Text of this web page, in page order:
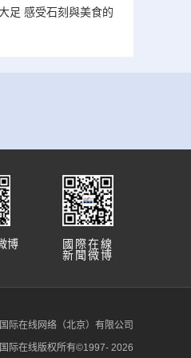
足 感受石刻與美食的
國際在線
新聞微博
博
际在线网络（北京）有限公司
际在线版权所有©1997- 2026